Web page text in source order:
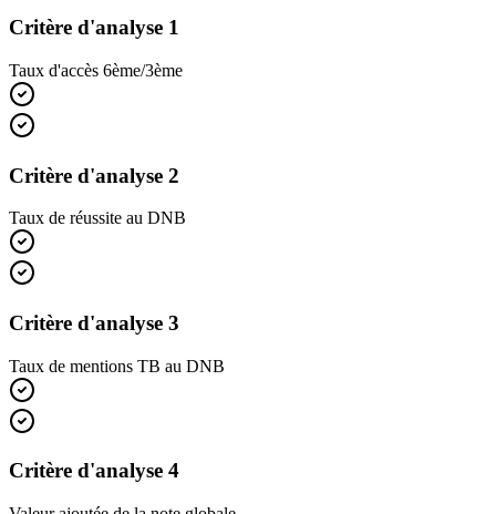
Critère d'analyse 1
Taux d'accès 6ème/3ème
Critère d'analyse 2
Taux de réussite au DNB
Critère d'analyse 3
Taux de mentions TB au DNB
Critère d'analyse 4